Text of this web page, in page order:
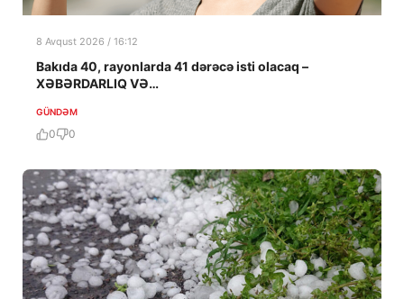
8 Avqust 2026 / 16:12
Bakıda 40, rayonlarda 41 dərəcə isti olacaq –
XƏBƏRDARLIQ VƏ…
GÜNDƏM
0 0